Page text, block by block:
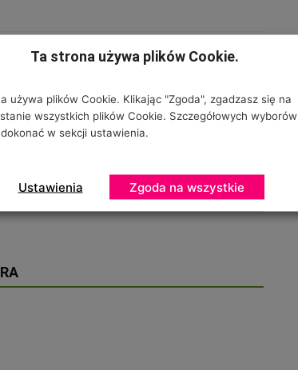
Ta strona używa plików Cookie.
używa plików Cookie. Klikając "Zgoda", zgadzasz się na
wszystkich plików Cookie. Szczegółowych wyborów
w sekcji ustawienia.
Ustawienia Zgoda na wszystkie